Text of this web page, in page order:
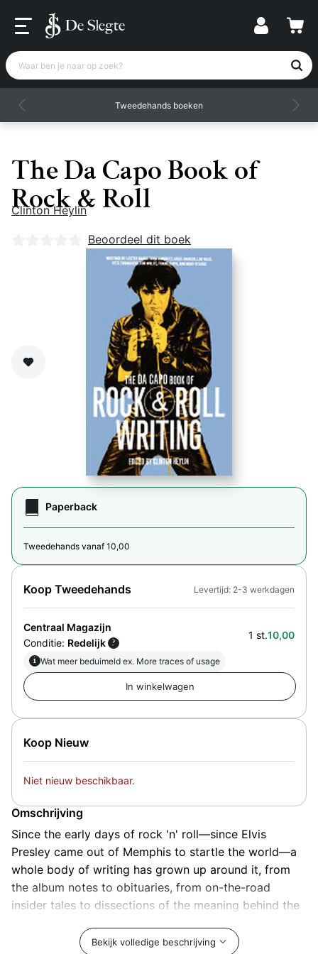
Waar ben je naar op zoek?
Tweedehands boeken
The Da Capo Book of
Rock & Roll
Clinton Heylin
Nog geen beoordelingen
Beoordeel dit boek
Zet op verlanglijst
Paperback
Tweedehands vanaf 10,00
Koop Tweedehands
Centraal Magazijn
Conditie: Redelijk ?
1 st.10,00
i Wat meer beduimeld ex. More traces of usage
Levertijd: 2-3 werkdagen
Koop Nieuw
Niet nieuw beschikbaar.
Omschrijving
Since the early days of rock 'n' roll—since Elvis
Presley came out of Memphis to startle the world—a
whole body of writing has grown up around it, from
the album notes to obituaries, from on-the-road
insider tales to dissections of the meaning behind the
presents the very best of this writing, on the best of
Bekijk volledige beschrijving